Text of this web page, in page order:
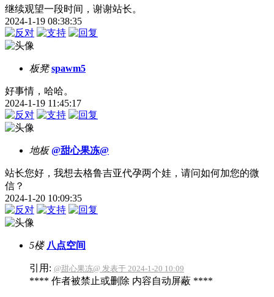
继续观望一段时间，谢谢站长。
2024-1-19 08:38:35
板凳 spawm5
好事情，哈哈。
2024-1-19 11:45:17
地板 @甜心果冻@
站长您好，我想去格鲁吉亚代孕两个娃，请问如何加您的微
信？
2024-1-20 10:09:35
5楼 八点空间
引用: @甜心果冻@ 发表于 2024-1-20 10:09
**** 作者被禁止或删除 内容自动屏蔽 ****